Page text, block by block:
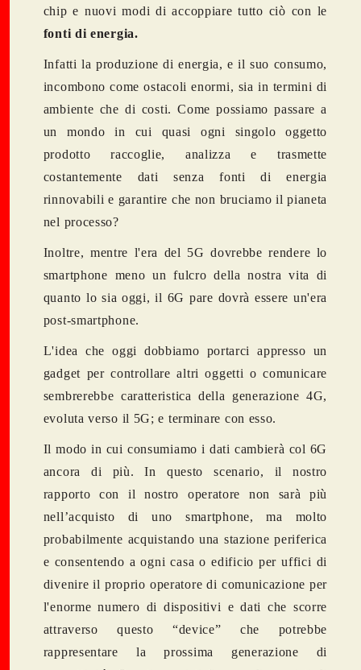
chip e nuovi modi di accoppiare tutto ciò con le
fonti di energia.
Infatti la produzione di energia, e il suo consumo,
incombono come ostacoli enormi, sia in termini di
ambiente che di costi. Come possiamo passare a
un mondo in cui quasi ogni singolo oggetto
prodotto raccoglie, analizza e trasmette
costantemente dati senza fonti di energia
rinnovabili e garantire che non bruciamo il pianeta
nel processo?
Inoltre, mentre l'era del 5G dovrebbe rendere lo
smartphone meno un fulcro della nostra vita di
quanto lo sia oggi, il 6G pare dovrà essere un'era
post-smartphone.
L'idea che oggi dobbiamo portarci appresso un
gadget per controllare altri oggetti o comunicare
sembrerebbe caratteristica della generazione 4G,
evoluta verso il 5G; e terminare con esso.
Il modo in cui consumiamo i dati cambierà col 6G
ancora di più. In questo scenario, il nostro
rapporto con il nostro operatore non sarà più
nell’acquisto di uno smartphone, ma molto
probabilmente acquistando una stazione periferica
e consentendo a ogni casa o edificio per uffici di
divenire il proprio operatore di comunicazione per
l'enorme numero di dispositivi e dati che scorre
attraverso questo “device” che potrebbe
rappresentare la prossima generazione di